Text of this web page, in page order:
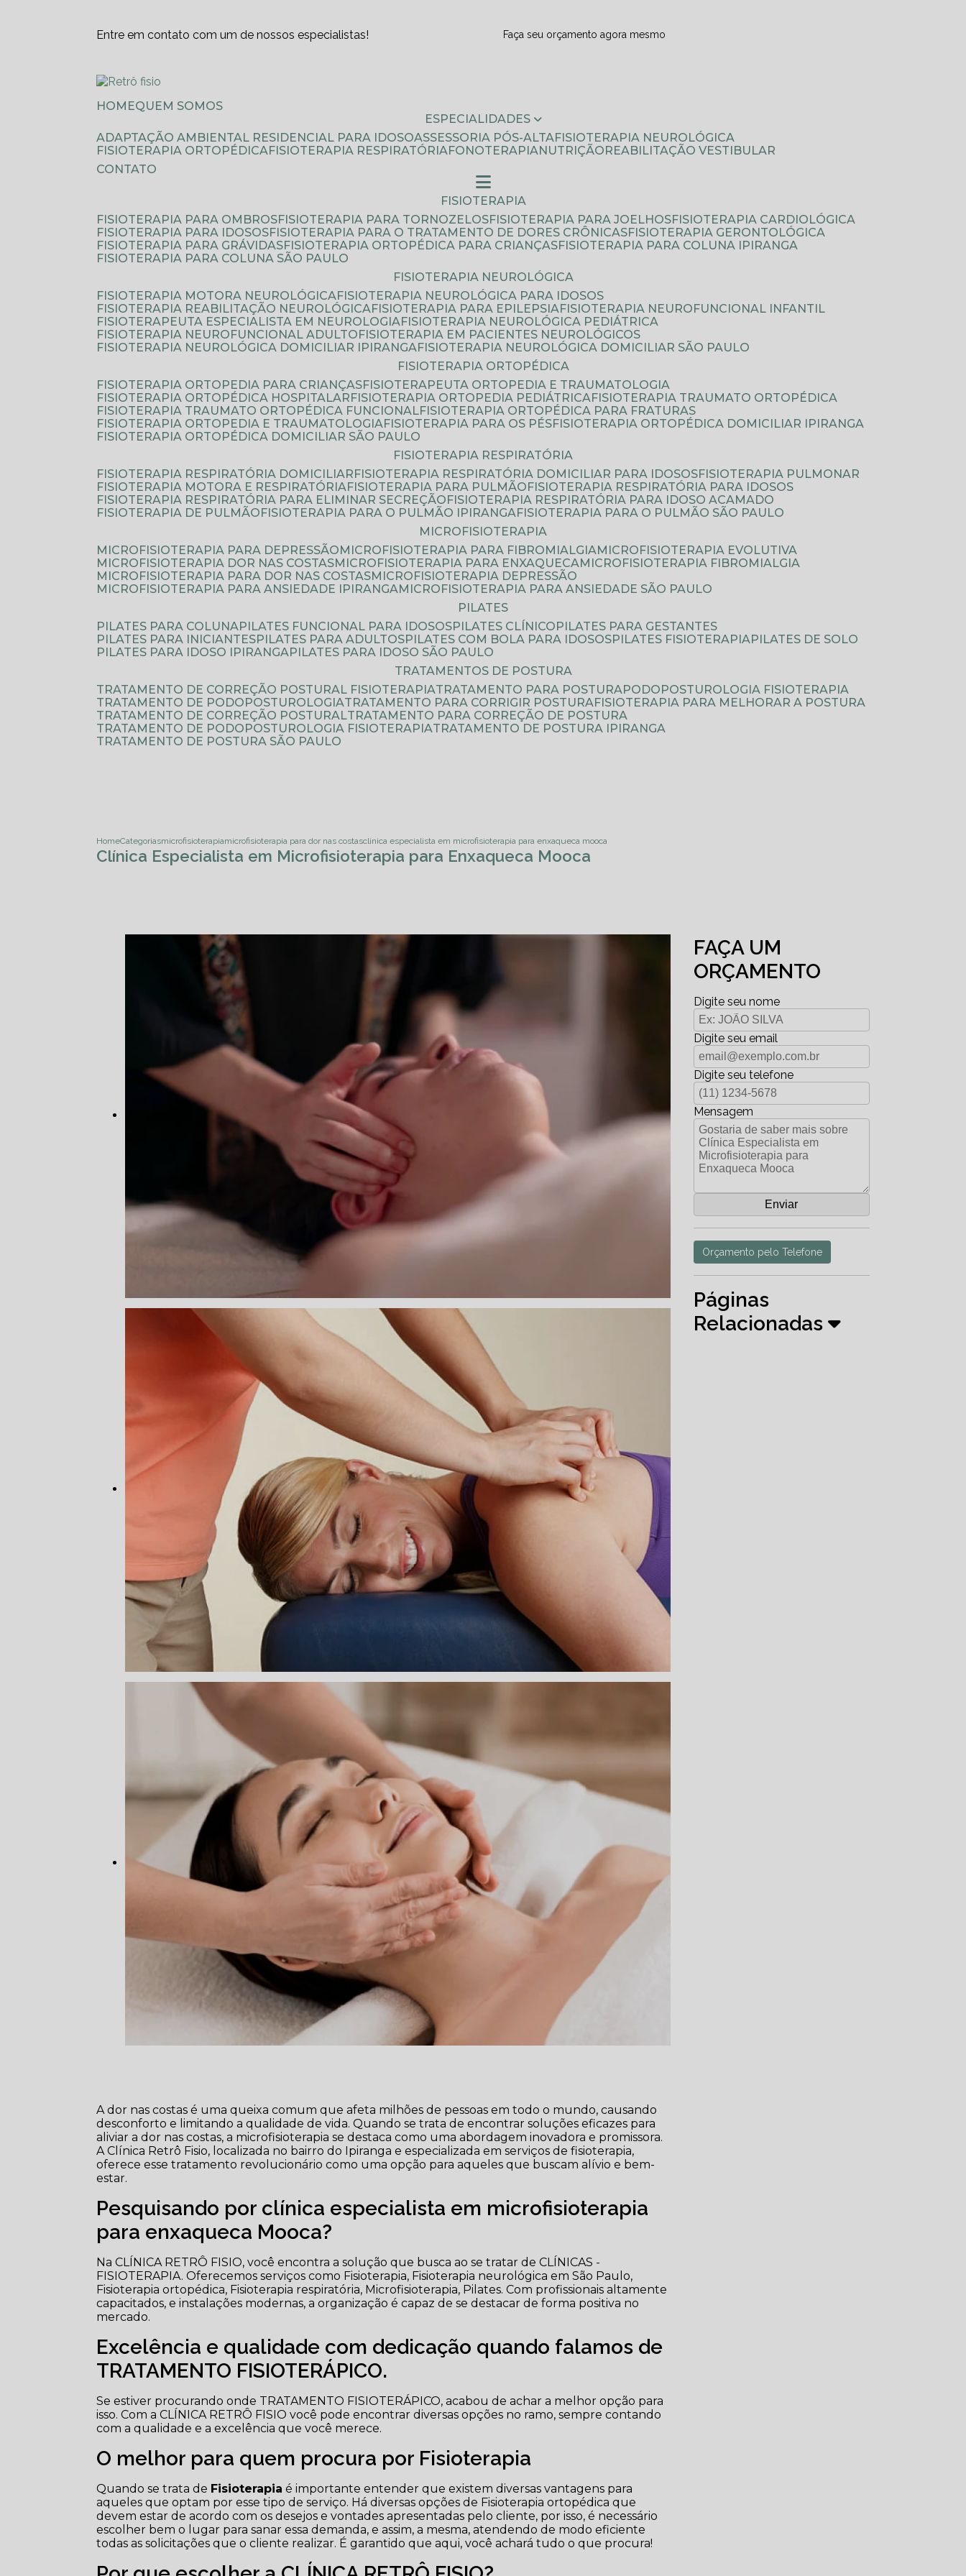
Entre em contato com um de nossos especialistas! Faça seu orçamento agora mesmo
HOME
QUEM SOMOS
ESPECIALIDADES
ADAPTAÇÃO AMBIENTAL RESIDENCIAL PARA IDOSO
ASSESSORIA PÓS-ALTA
FISIOTERAPIA NEUROLÓGICA
FISIOTERAPIA ORTOPÉDICA
FISIOTERAPIA RESPIRATÓRIA FONOTERAPIA NUTRIÇÃO
REABILITAÇÃO VESTIBULAR
CONTATO
FISIOTERAPIA
FISIOTERAPIA PARA OMBROS
FISIOTERAPIA PARA TORNOZELOS FISIOTERAPIA PARA JOELHOS
FISIOTERAPIA CARDIOLÓGICA
FISIOTERAPIA PARA IDOSOS
FISIOTERAPIA PARA O TRATAMENTO DE DORES CRÔNICAS
FISIOTERAPIA GERONTOLÓGICA
FISIOTERAPIA PARA GRÁVIDAS
FISIOTERAPIA ORTOPÉDICA PARA CRIANÇAS
FISIOTERAPIA PARA COLUNA IPIRANGA
FISIOTERAPIA PARA COLUNA SÃO PAULO
FISIOTERAPIA NEUROLÓGICA
FISIOTERAPIA MOTORA NEUROLÓGICA
FISIOTERAPIA NEUROLÓGICA PARA IDOSOS
FISIOTERAPIA REABILITAÇÃO NEUROLÓGICA
FISIOTERAPIA PARA EPILEPSIA
FISIOTERAPIA NEUROFUNCIONAL INFANTIL
FISIOTERAPEUTA ESPECIALISTA EM NEUROLOGIA
FISIOTERAPIA NEUROLÓGICA PEDIÁTRICA
FISIOTERAPIA NEUROFUNCIONAL ADULTO
FISIOTERAPIA EM PACIENTES NEUROLÓGICOS
FISIOTERAPIA NEUROLÓGICA DOMICILIAR IPIRANGA
FISIOTERAPIA NEUROLÓGICA DOMICILIAR SÃO PAULO
FISIOTERAPIA ORTOPÉDICA
FISIOTERAPIA ORTOPEDIA PARA CRIANÇAS
FISIOTERAPEUTA ORTOPEDIA E TRAUMATOLOGIA
FISIOTERAPIA ORTOPÉDICA HOSPITALAR
FISIOTERAPIA ORTOPEDIA PEDIÁTRICA
FISIOTERAPIA TRAUMATO ORTOPÉDICA
FISIOTERAPIA TRAUMATO ORTOPÉDICA FUNCIONAL
FISIOTERAPIA ORTOPÉDICA PARA FRATURAS
FISIOTERAPIA ORTOPEDIA E TRAUMATOLOGIA
FISIOTERAPIA PARA OS PÉS
FISIOTERAPIA ORTOPÉDICA DOMICILIAR IPIRANGA
FISIOTERAPIA ORTOPÉDICA DOMICILIAR SÃO PAULO
FISIOTERAPIA RESPIRATÓRIA
FISIOTERAPIA RESPIRATÓRIA DOMICILIAR
FISIOTERAPIA RESPIRATÓRIA DOMICILIAR PARA IDOSOS
FISIOTERAPIA PULMONAR
FISIOTERAPIA MOTORA E RESPIRATÓRIA
FISIOTERAPIA PARA PULMÃO
FISIOTERAPIA RESPIRATÓRIA PARA IDOSOS
FISIOTERAPIA RESPIRATÓRIA PARA ELIMINAR SECREÇÃO
FISIOTERAPIA RESPIRATÓRIA PARA IDOSO ACAMADO
FISIOTERAPIA DE PULMÃO
FISIOTERAPIA PARA O PULMÃO IPIRANGA
FISIOTERAPIA PARA O PULMÃO SÃO PAULO
MICROFISIOTERAPIA
MICROFISIOTERAPIA PARA DEPRESSÃO
MICROFISIOTERAPIA PARA FIBROMIALGIA
MICROFISIOTERAPIA EVOLUTIVA
MICROFISIOTERAPIA DOR NAS COSTAS
MICROFISIOTERAPIA PARA ENXAQUECA
MICROFISIOTERAPIA FIBROMIALGIA
MICROFISIOTERAPIA PARA DOR NAS COSTAS
MICROFISIOTERAPIA DEPRESSÃO
MICROFISIOTERAPIA PARA ANSIEDADE IPIRANGA
MICROFISIOTERAPIA PARA ANSIEDADE SÃO PAULO
PILATES
PILATES PARA COLUNA
PILATES FUNCIONAL PARA IDOSOS PILATES CLÍNICO
PILATES PARA GESTANTES
PILATES PARA INICIANTES
PILATES PARA ADULTOS PILATES COM BOLA PARA IDOSOS PILATES FISIOTERAPIA
PILATES DE SOLO
PILATES PARA IDOSO IPIRANGA
PILATES PARA IDOSO SÃO PAULO
TRATAMENTOS DE POSTURA
TRATAMENTO DE CORREÇÃO POSTURAL FISIOTERAPIA
TRATAMENTO PARA POSTURA
PODOPOSTUROLOGIA FISIOTERAPIA
TRATAMENTO DE PODOPOSTUROLOGIA
TRATAMENTO PARA CORRIGIR POSTURA
FISIOTERAPIA PARA MELHORAR A POSTURA
TRATAMENTO DE CORREÇÃO POSTURAL
TRATAMENTO PARA CORREÇÃO DE POSTURA
TRATAMENTO DE PODOPOSTUROLOGIA FISIOTERAPIA
TRATAMENTO DE POSTURA IPIRANGA
TRATAMENTO DE POSTURA SÃO PAULO
HomeCategoriasmicrofisioterapiamicrofisioterapia para dor nas costasclinica especialista em microfisioterapia para enxaqueca mooca
Clínica Especialista em Microfisioterapia para Enxaqueca Mooca
A dor nas costas é uma queixa comum que afeta milhões de pessoas em todo o mundo, causando
desconforto e limitando a qualidade de vida. Quando se trata de encontrar soluções eficazes para
aliviar a dor nas costas, a microfisioterapia se destaca como uma abordagem inovadora e promissora.
A Clínica Retrô Fisio, localizada no bairro do Ipiranga e especializada em serviços de fisioterapia,
oferece esse tratamento revolucionário como uma opção para aqueles que buscam alívio e bem-
estar.
Pesquisando por clínica especialista em microfisioterapia
para enxaqueca Mooca?
Na CLÍNICA RETRÔ FISIO, você encontra a solução que busca ao se tratar de CLÍNICAS -
FISIOTERAPIA. Oferecemos serviços como Fisioterapia, Fisioterapia neurológica em São Paulo,
Fisioterapia ortopédica, Fisioterapia respiratória, Microfisioterapia, Pilates. Com profissionais altamente
capacitados, e instalações modernas, a organização é capaz de se destacar de forma positiva no
mercado.
Excelência e qualidade com dedicação quando falamos de
TRATAMENTO FISIOTERÁPICO.
Se estiver procurando onde TRATAMENTO FISIOTERÁPICO, acabou de achar a melhor opção para
isso. Com a CLÍNICA RETRÔ FISIO você pode encontrar diversas opções no ramo, sempre contando
com a qualidade e a excelência que você merece.
O melhor para quem procura por Fisioterapia
Quando se trata de Fisioterapia é importante entender que existem diversas vantagens para
aqueles que optam por esse tipo de serviço. Há diversas opções de Fisioterapia ortopédica que
devem estar de acordo com os desejos e vontades apresentadas pelo cliente, por isso, é necessário
escolher bem o lugar para sanar essa demanda, e assim, a mesma, atendendo de modo eficiente
todas as solicitações que o cliente realizar. É garantido que aqui, você achará tudo o que procura!
FAÇA UM
ORÇAMENTO
Digite seu nome
Digite seu email
Digite seu telefone
Mensagem
Orçamento pelo Telefone
Páginas
Relacionadas